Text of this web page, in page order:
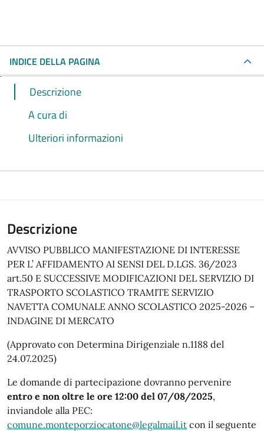
INDICE DELLA PAGINA
Descrizione
A cura di
Ulteriori informazioni
Descrizione
AVVISO PUBBLICO MANIFESTAZIONE DI INTERESSE
PER L’ AFFIDAMENTO AI SENSI DEL D.LGS. 36/2023
art.50 E SUCCESSIVE MODIFICAZIONI DEL SERVIZIO DI
TRASPORTO SCOLASTICO TRAMITE SERVIZIO
NAVETTA COMUNALE ANNO SCOLASTICO 2025-2026 –
INDAGINE DI MERCATO
(Approvato con Determina Dirigenziale n.1188 del
24.07.2025)
Le domande di partecipazione dovranno pervenire
entro e non oltre le ore 12:00 del 07/08/2025,
inviandole alla PEC:
comune.monteporziocatone@legalmail.it con il seguente